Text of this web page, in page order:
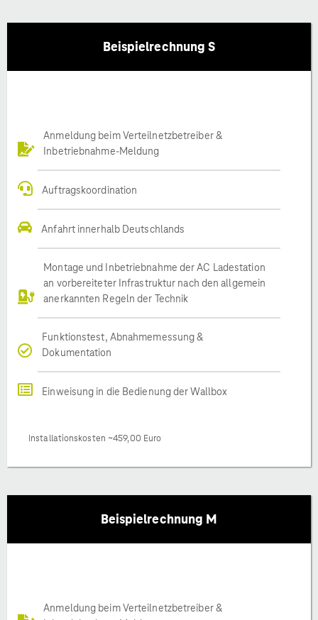
Beispielrechnung S
Anmeldung beim Verteilnetzbetreiber &
Inbetriebnahme-Meldung
Auftragskoordination
Anfahrt innerhalb Deutschlands
Montage und Inbetriebnahme der AC Ladestation
an vorbereiteter Infrastruktur nach den allgemein
anerkannten Regeln der Technik
Funktionstest, Abnahmemessung &
Dokumentation
Einweisung in die Bedienung der Wallbox
Installationskosten ~459,00 Euro
Beispielrechnung M
Anmeldung beim Verteilnetzbetreiber &